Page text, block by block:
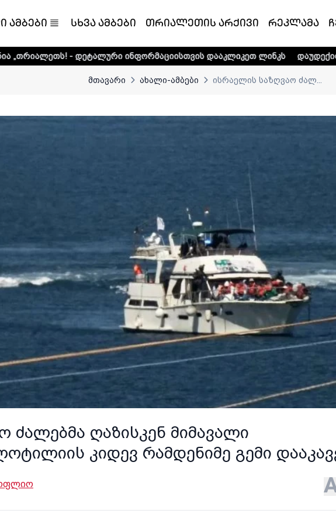
ამბები სხვა ამბები თრიალეთის არქივი რეკლამა
ინფორმაციისთვის დააკლიკეთ ლინკს დაუდექით მხარში ტელე-
მთავარი ახალი-ამბები ისრაელის საზღვაო ძალ...
ძალებმა ღაზისკენ მიმავალი
კიდევ რამდენიმე გემი